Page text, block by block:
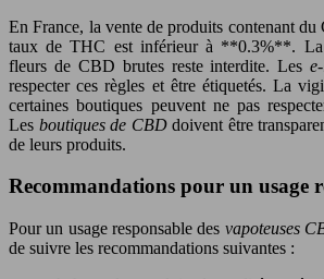
En France, la vente de produits contenant du
taux de THC est inférieur à **0.3%**. La
fleurs de CBD brutes reste interdite. Les
respecter ces règles et être étiquetés. La
certaines boutiques peuvent ne pas
Les boutiques de CBDdoivent être
de leurs produits.
Recommandations pour un usage
Pour un usage responsable des vapoteuses
de suivre les recommandations suivantes :